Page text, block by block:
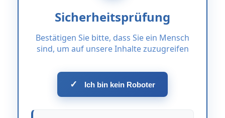
Sicherheitsprüfung
Bestätigen Sie bitte, dass Sie ein Mensch
sind, um auf unsere Inhalte zuzugreifen
✓ Ich bin kein Roboter